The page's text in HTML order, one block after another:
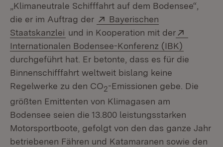
„Klimaneutrale Schifffahrt auf dem Bodensee“,
die er im Auftrag der
Extern:
Bayerischen
Staatskanzlei (Öffnet in neuem Fenster)
und in Kooperation mit der
Internationalen Bodensee-Konferenz (IBK)
durchgeführt hat. Er betonte, dass es für die
Binnenschifffahrt weltweit bislang keine
Regelwerke zu den CO2-Emissionen gebe. Die
größten Emittenten von Klimagasen am
Bodensee seien die 13.800 leistungsstarken
Motorsportboote, gefolgt von den das ganze Jahr
betriebenen Fähren und Katamaranen sowie den